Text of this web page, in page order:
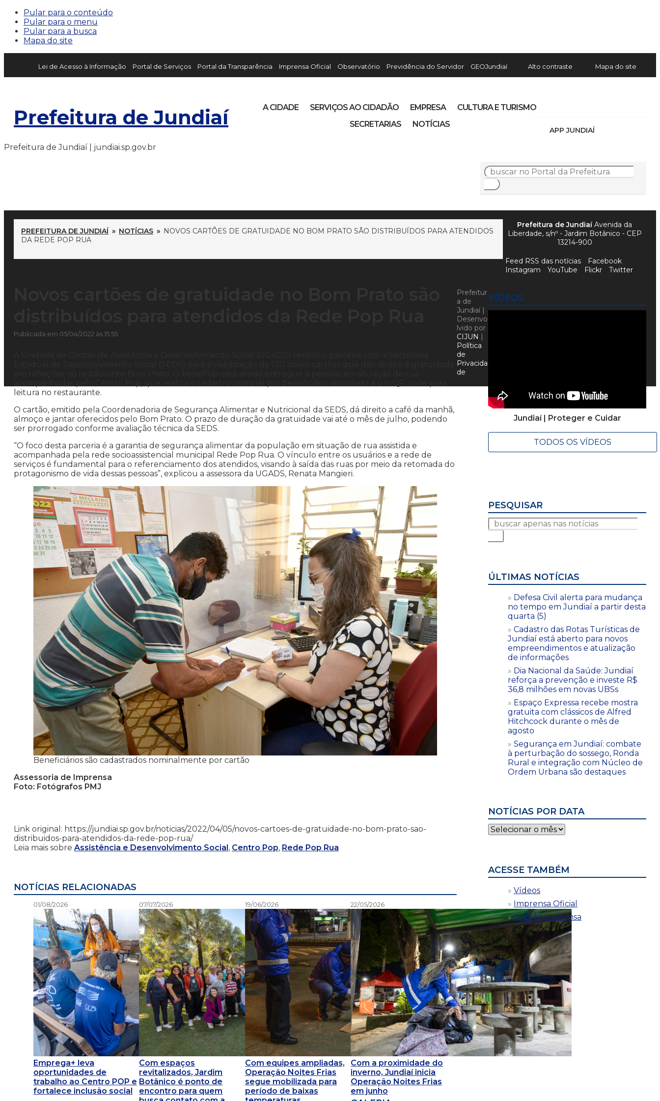
Pular para o conteúdo
Pular para o menu
Pular para a busca
Mapa do site
Lei de Acesso à Informação Portal de Serviços Portal da Transparência Imprensa Oficial Observatório Previdência do Servidor GEOJundiaí Alto contraste Mapa do site
Prefeitura de Jundiaí
APP JUNDIAÍ
A CIDADE SERVIÇOS AO CIDADÃO EMPRESA
CULTURA E TURISMO
SECRETARIAS
NOTÍCIAS
Prefeitura de Jundiaí | jundiai.sp.gov.br
PREFEITURA DE JUNDIAÍ » NOTÍCIAS » NOVOS CARTÕES DE GRATUIDADE NO BOM PRATO SÃO DISTRIBUÍDOS PARA ATENDIDOS
DA REDE POP RUA
Publicada em 05/04/2022 às 15:55
leitura no restaurante.
O cartão, emitido pela Coordenadoria de Segurança Alimentar e Nutricional da SEDS, dá direito a café da manhã,
almoço e jantar oferecidos pelo Bom Prato. O prazo de duração da gratuidade vai até o mês de julho, podendo
ser prorrogado conforme avaliação técnica da SEDS.
“O foco desta parceria é a garantia de segurança alimentar da população em situação de rua assistida e
acompanhada pela rede socioassistencial municipal Rede Pop Rua. O vínculo entre os usuários e a rede de
serviços é fundamental para o referenciamento dos atendidos, visando à saída das ruas por meio da retomada do
protagonismo de vida dessas pessoas”, explicou a assessora da UGADS, Renata Mangieri.
Beneficiários são cadastrados nominalmente por cartão
Assessoria de Imprensa
Foto: Fotógrafos PMJ
Link original: https://jundiai.sp.gov.br/noticias/2022/04/05/novos-cartoes-de-gratuidade-no-bom-prato-sao-
distribuidos-para-atendidos-da-rede-pop-rua/
Leia mais sobre Assistência e Desenvolvimento Social, Centro Pop, Rede Pop Rua
NOTÍCIAS RELACIONADAS
01/08/2026
Emprega+ leva
oportunidades de
trabalho ao Centro POP e
fortalece inclusão social
07/07/2026
Com espaços
revitalizados, Jardim
Botânico é ponto de
encontro para quem
19/06/2026
Com equipes ampliadas,
Operação Noites Frias
segue mobilizada para
período de baixas
22/05/2026
Com a proximidade do
inverno, Jundiaí inicia
Operação Noites Frias
em junho
VÍDEOS
Jundiaí | Proteger e Cuidar
TODOS OS VÍDEOS
PESQUISAR
ÚLTIMAS NOTÍCIAS
Defesa Civil alerta para mudança
no tempo em Jundiaí a partir desta
quarta (5)
Cadastro das Rotas Turísticas de
Jundiaí está aberto para novos
empreendimentos e atualização
de informações
Dia Nacional da Saúde: Jundiaí
reforça a prevenção e investe R$
36,8 milhões em novas UBSs
Espaço Expressa recebe mostra
gratuita com clássicos de Alfred
Hitchcock durante o mês de
agosto
Segurança em Jundiaí: combate
à perturbação do sossego, Ronda
Rural e integração com Núcleo de
Ordem Urbana são destaques
NOTÍCIAS POR DATA
Notícias
por
ACESSE TAMBÉM
Vídeos
Imprensa Oficial
Sala de Imprensa
Prefeitura de JundiaíAvenida da
Liberdade, s/nº - Jardim Botânico - CEP
13214-900
Feed RSS das notícias
Facebook
Instagram
YouTube Flickr Twitter
Prefeitur
a de
Jundiaí |
Desenvo
lvido por
CIJUN |
Política
de
Privacida
de